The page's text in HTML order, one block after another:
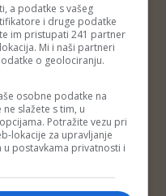
Portal
Privatnost korisnika
a podatke s vašeg
i druge podatke
im pristupati 241 partner
Mi i naši partneri
o geolociranju.
osobne podatke na
slažete s tim, u
Potražite vezu pri
lokacije za upravljanje
postavkama privatnosti i